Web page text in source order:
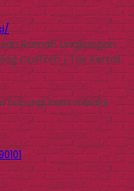
Ramah Lingkungan
Custom | Tas Kertas
hubungi kami melalui